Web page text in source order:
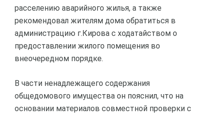
расселению аварийного жилья, а также
рекомендовал жителям дома обратиться в
администрацию г.Кирова с ходатайством о
предоставлении жилого помещения во
внеочередном порядке.
В части ненадлежащего содержания
общедомового имущества он пояснил, что на
основании материалов совместной проверки с